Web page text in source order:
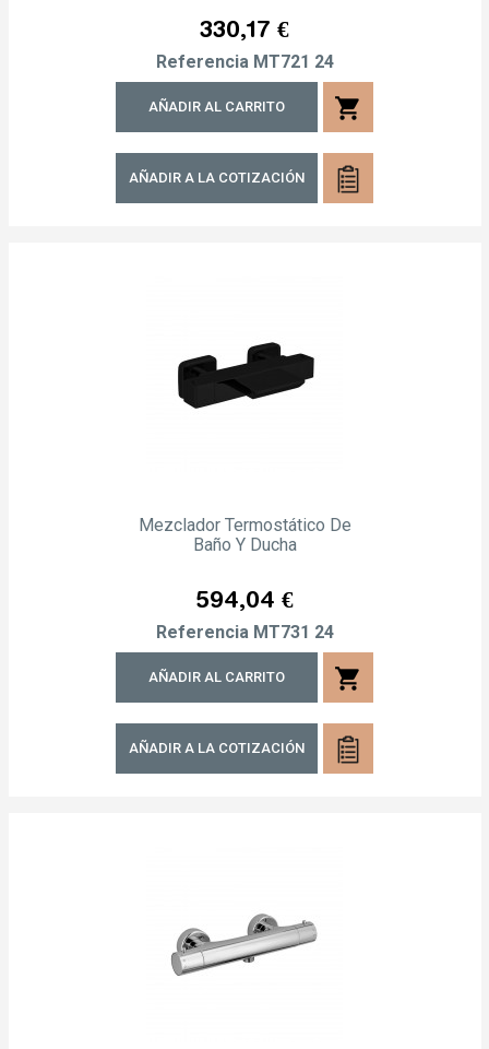
Precio
330,17 €
Referencia MT721 24
AÑADIR AL CARRITO shopping_cart
AÑADIR A LA COTIZACIÓN
Mezclador Termostático De
Baño Y Ducha
Precio
594,04 €
Referencia MT731 24
AÑADIR AL CARRITO shopping_cart
AÑADIR A LA COTIZACIÓN